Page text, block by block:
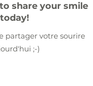
share your smile
today!
partager votre sourire
;-)